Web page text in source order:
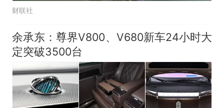
财联社
余承东：尊界V800、V680新车24小时大
定突破3500台